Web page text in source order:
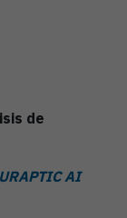
de
AI